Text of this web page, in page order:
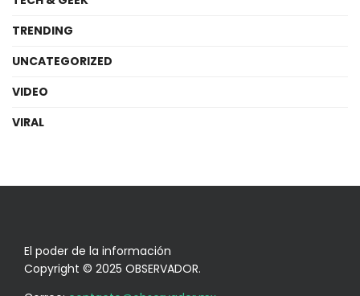
TRENDING
UNCATEGORIZED
VIDEO
VIRAL
El poder de la información
Copyright © 2025 OBSERVADOR.